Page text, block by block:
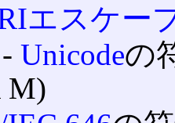
エスケー
Unicodeの
M)